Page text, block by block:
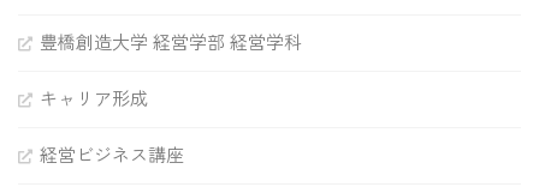
豊橋創造大学 経営学部 経営学科
キャリア形成
経営ビジネス講座